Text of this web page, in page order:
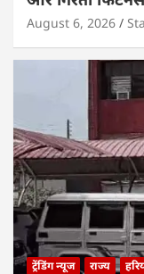
August 6, 2026
ट्रेंडिंग न्यूज राज्य